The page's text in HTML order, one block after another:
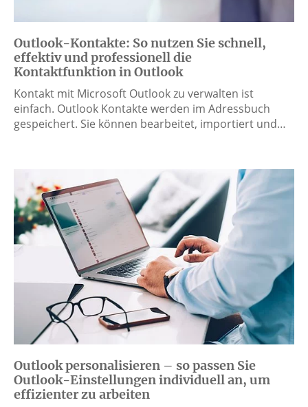
Outlook-Kontakte: So nutzen Sie schnell,
effektiv und professionell die
Kontaktfunktion in Outlook
Kontakt mit Microsoft Outlook zu verwalten ist
einfach. Outlook Kontakte werden im Adressbuch
gespeichert. Sie können bearbeitet, importiert und…
Outlook personalisieren – so passen Sie
Outlook-Einstellungen individuell an, um
effizienter zu arbeiten